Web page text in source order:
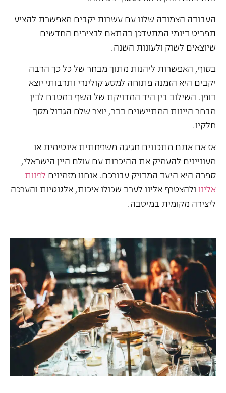
העבודה הצמודה שלנו עם עשרות יקבים מאפשרת להציע
תפריט דינמי המתעדכן בהתאם לבצירים החדשים
שיוצאים לשוק ולעונות השנה.
בסוף, האפשרות ליהנות מתוך מבחר של כל כך הרבה
יקבים היא הזמנה פתוחה למסע קולינרי ותרבותי יוצא
דופן. השילוב בין היד המדויקת של השף במטבח לבין
מבחר היינות המתיישנים בבר, יוצר שלם הגדול מסך
חלקיו.
אז אם אתם מתכננים חגיגה משפחתית אינטימית או
מעוניינים להעמיק את ההיכרות עם עולם היין הישראלי,
ספרה היא היעד המדויק עבורכם. אנחנו מזמינים לפנות
אלינו ולהצטרף אלינו לערב שכולו איכות, אלגנטיות והערכה
ליצירה מקומית במיטבה.